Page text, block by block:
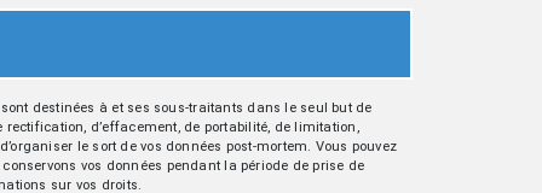
destinées à et ses sous-traitants dans le seul but de
d’effacement, de portabilité, de limitation,
le sort de vos données post-mortem. Vous pouvez
vos données pendant la période de prise de
sur vos droits.